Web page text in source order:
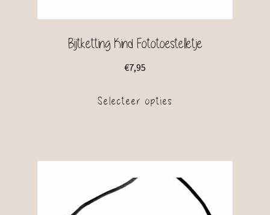
Bijtketting Kind Fototoestelletje
€7,95
Selecteer opties